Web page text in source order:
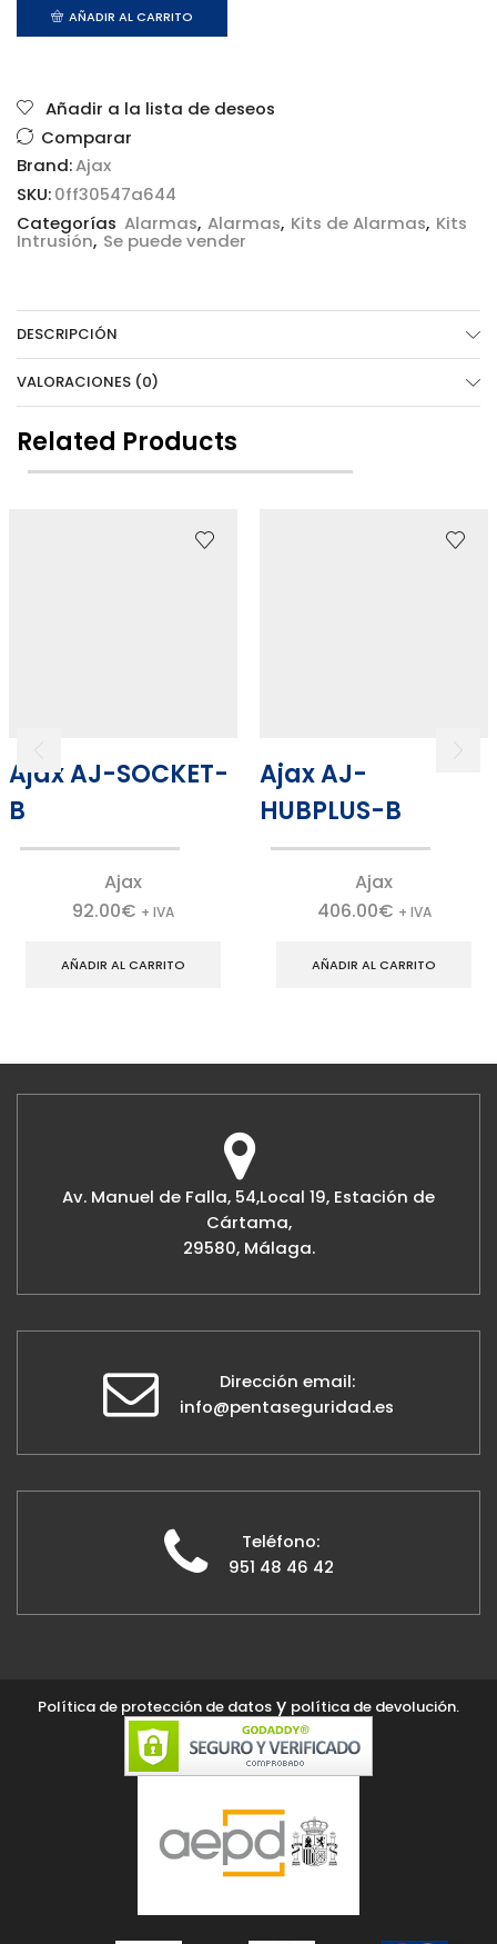
AÑADIR AL CARRITO
Añadir a la lista de deseos
Comparar
Brand:Ajax
SKU:0ff30547a644
Categorías Alarmas, Alarmas, Kits de Alarmas, Kits
Intrusión, Se puede vender
DESCRIPCIÓN
VALORACIONES (0)
Related Products
Ajax AJ-SOCKET-
B
Ajax
92.00€ + IVA
AÑADIR AL CARRITO
Ajax AJ-
HUBPLUS-B
Ajax
406.00€ + IVA
AÑADIR AL CARRITO
Av. Manuel de Falla, 54,Local 19, Estación de
Cártama,
29580, Málaga.
Dirección email:
info@pentaseguridad.es
Teléfono:
951 48 46 42
Política de protección de datos y política de devolución.